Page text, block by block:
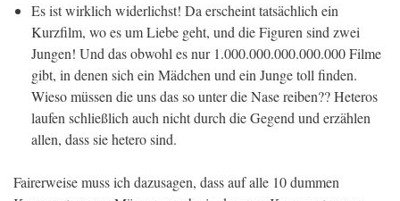
Es ist wirklich widerlichst! Da erscheint tatsächlich ein
Kurzfilm, wo es um Liebe geht, und die Figuren sind zwei
Jungen! Und das obwohl es nur 1.000.000.000.000.000 Filme
gibt, in denen sich ein Mädchen und ein Junge toll finden.
Wieso müssen die uns das so unter die Nase reiben?? Heteros
laufen schließlich auch nicht durch die Gegend und erzählen
allen, dass sie hetero sind.
Fairerweise muss ich dazusagen, dass auf alle 10 dummen